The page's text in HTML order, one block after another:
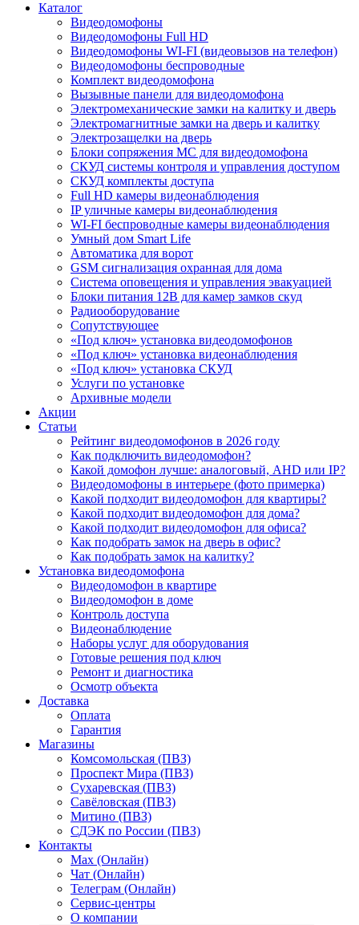
Каталог
Видеодомофоны
Видеодомофоны Full HD
Видеодомофоны WI-FI (видеовызов на телефон)
Видеодомофоны беспроводные
Комплект видеодомофона
Вызывные панели для видеодомофона
Электромеханические замки на калитку и дверь
Электромагнитные замки на дверь и калитку
Электрозащелки на дверь
Блоки сопряжения МС для видеодомофона
СКУД системы контроля и управления доступом
СКУД комплекты доступа
Full HD камеры видеонаблюдения
IP уличные камеры видеонаблюдения
WI-FI беспроводные камеры видеонаблюдения
Умный дом Smart Life
Автоматика для ворот
GSM сигнализация охранная для дома
Cистема оповещения и управления эвакуацией
Блоки питания 12В для камер замков скуд
Радиооборудование
Сопутствующее
«Под ключ» установка видеодомофонов
«Под ключ» установка видеонаблюдения
«Под ключ» установка СКУД
Услуги по установке
Архивные модели
Акции
Статьи
Рейтинг видеодомофонов в 2026 году
Как подключить видеодомофон?
Какой домофон лучше: аналоговый, AHD или IP?
Видеодомофоны в интерьере (фото примерка)
Какой подходит видеодомофон для квартиры?
Какой подходит видеодомофон для дома?
Какой подходит видеодомофон для офиса?
Как подобрать замок на дверь в офис?
Как подобрать замок на калитку?
Установка видеодомофона
Видеодомофон в квартире
Видеодомофон в доме
Контроль доступа
Видеонаблюдение
Наборы услуг для оборудования
Готовые решения под ключ
Ремонт и диагностика
Осмотр объекта
Доставка
Оплата
Гарантия
Магазины
Комсомольская (ПВЗ)
Проспект Мира (ПВЗ)
Сухаревская (ПВЗ)
Савёловская (ПВЗ)
Митино (ПВЗ)
СДЭК по России (ПВЗ)
Контакты
Max (Онлайн)
Чат (Онлайн)
Телеграм (Онлайн)
Сервис-центры
О компании